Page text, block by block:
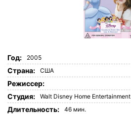
Год: 2005
Страна: США
Режиссер:
Студия:
Walt Disney Home Entertainment
Длительность: 46 мин.